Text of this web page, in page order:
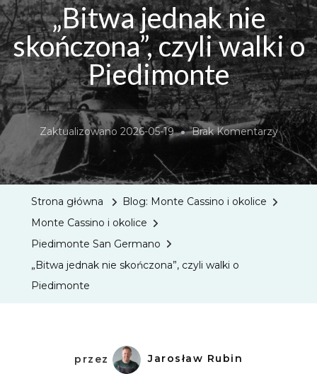
„Bitwa jednak nie
skończona”, czyli walki o
Piedimonte
Zaktualizowano 2026-05-19 Brak KomentarzyDo
„Bitwa
Jednak
Strona główna
Blog: Monte Cassino i okolice
Monte Cassino i okolice
Piedimonte San Germano
„Bitwa jednak nie skończona”, czyli walki o
Piedimonte
przez Jarosław Rubin